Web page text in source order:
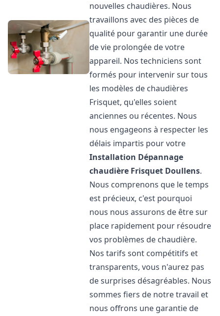
nouvelles chaudières. Nous
travaillons avec des pièces de
qualité pour garantir une durée
de vie prolongée de votre
appareil. Nos techniciens sont
formés pour intervenir sur tous
les modèles de chaudières
Frisquet, qu'elles soient
anciennes ou récentes. Nous
nous engageons à respecter les
délais impartis pour votre
Installation Dépannage
chaudière Frisquet Doullens.
Nous comprenons que le temps
est précieux, c'est pourquoi
nous nous assurons de être sur
place rapidement pour résoudre
vos problèmes de chaudière.
Nos tarifs sont compétitifs et
transparents, vous n'aurez pas
de surprises désagréables. Nous
sommes fiers de notre travail et
nous offrons une garantie de